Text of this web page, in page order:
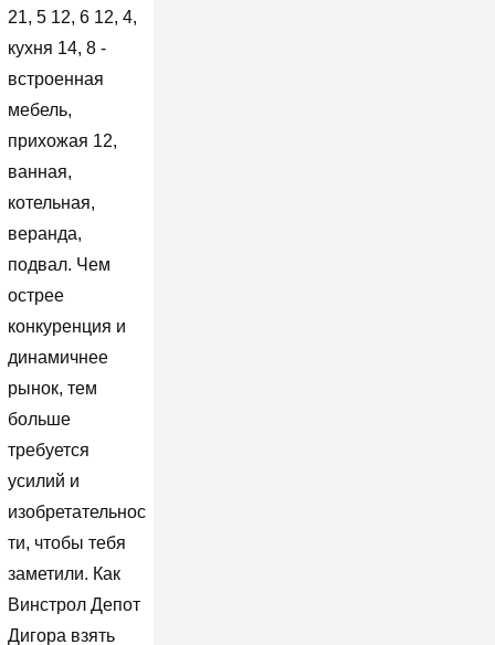
21, 5 12, 6 12, 4,
кухня 14, 8 -
встроенная
мебель,
прихожая 12,
ванная,
котельная,
веранда,
подвал. Чем
острее
конкуренция и
динамичнее
рынок, тем
больше
требуется
усилий и
изобретательнос
ти, чтобы тебя
заметили. Как
Винстрол Депот
Дигора взять